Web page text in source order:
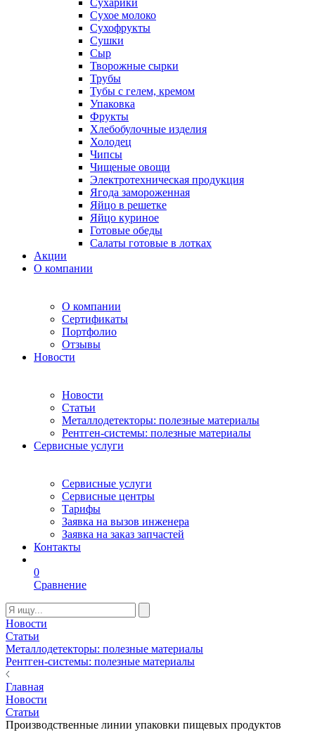
Сухарики
Сухое молоко
Сухофрукты
Сушки
Сыр
Творожные сырки
Трубы
Тубы с гелем, кремом
Упаковка
Фрукты
Хлебобулочные изделия
Холодец
Чипсы
Чищеные овощи
Электротехническая продукция
Ягода замороженная
Яйцо в решетке
Яйцо куриное
Готовые обеды
Салаты готовые в лотках
Акции
О компании
О компании
Сертификаты
Портфолио
Отзывы
Новости
Новости
Статьи
Металлодетекторы: полезные материалы
Рентген-системы: полезные материалы
Сервисные услуги
Сервисные услуги
Сервисные центры
Тарифы
Заявка на вызов инженера
Заявка на заказ запчастей
Контакты
0
Сравнение
Новости
Статьи
Металлодетекторы: полезные материалы
Рентген-системы: полезные материалы
Главная
Новости
Статьи
Производственные линии упаковки пищевых продуктов